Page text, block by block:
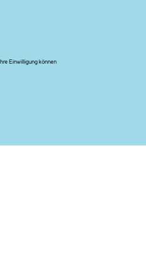
Einwilligung können